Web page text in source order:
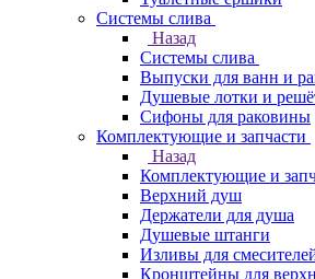
Системы слива
Назад
Системы слива
Выпуски для ванн и
Душевые лотки и
Сифоны для раковины
Комплектующие и запчасти
Назад
Комплектующие и
Верхний душ
Держатели для душа
Душевые штанги
Изливы для
Кронштейны для